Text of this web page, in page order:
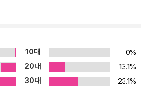
10대
0%
20대
13.1%
30대
23.1%